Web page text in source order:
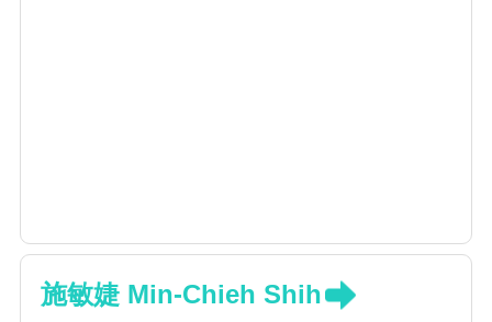
施敏婕 Min-Chieh Shih